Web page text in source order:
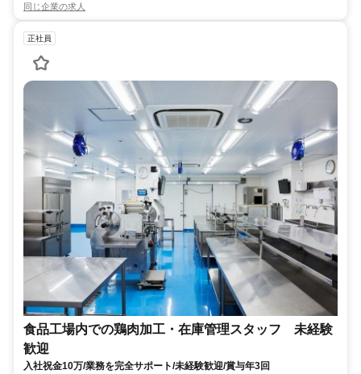
同じ企業の求人
正社員
食品工場内での鶏肉加工・在庫管理スタッフ 未経験
歓迎
入社祝金10万/業務を完全サポート/未経験歓迎/賞与年3回